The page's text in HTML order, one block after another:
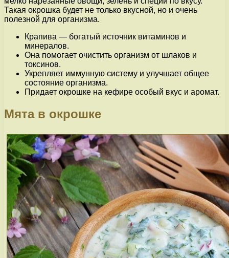
Такая окрошка будет не только вкусной, но и очень
полезной для организма.
Крапива — богатый источник витаминов и
минералов.
Она помогает очистить организм от шлаков и
токсинов.
Укрепляет иммунную систему и улучшает общее
состояние организма.
Придает окрошке на кефире особый вкус и аромат.
Мята в окрошке